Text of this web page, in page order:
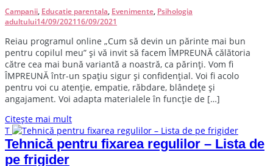
Campanii, Educatie parentala, Evenimente, Psihologia
adultului14/09/202116/09/2021
Reiau programul online „Cum să devin un părinte mai bun
pentru copilul meu” și vă invit să facem ÎMPREUNĂ călătoria
către cea mai bună variantă a noastră, ca părinți. Vom fi
ÎMPREUNĂ într-un spațiu sigur și confidențial. Voi fi acolo
pentru voi cu atenție, empatie, răbdare, blândețe și
angajament. Voi adapta materialele în funcție de […]
Citește mai mult
T
Tehnică pentru fixarea regulilor – Lista de
pe frigider